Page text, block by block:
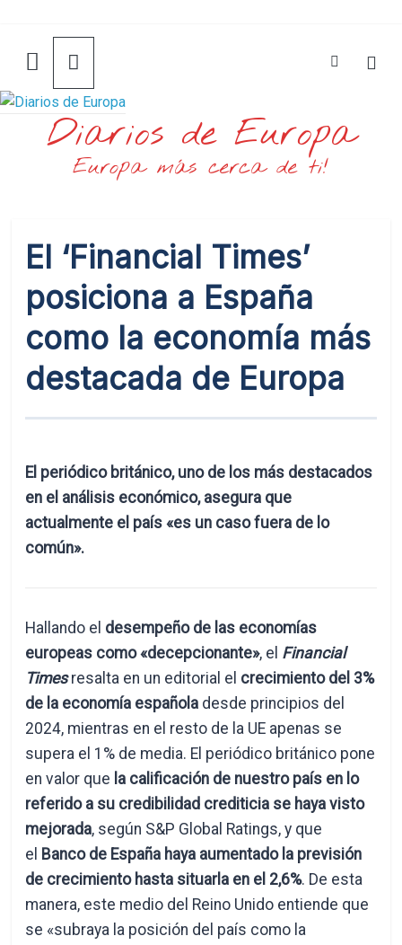
contenido
Diarios de Europa
Europa más cerca de ti!
El ‘Financial Times’
posiciona a España
como la economía más
destacada de Europa
El periódico británico, uno de los más destacados
en el análisis económico, asegura que
actualmente el país «es un caso fuera de lo
común».
Hallando el desempeño de las economías
europeas como «decepcionante», el Financial
Timesresalta en un editorial el crecimiento del 3%
de la economía española desde principios del
2024, mientras en el resto de la UE apenas se
supera el 1% de media. El periódico británico pone
en valor que la calificación de nuestro país en lo
referido a su credibilidad crediticia se haya visto
mejorada, según S&P Global Ratings, y que
el Banco de España haya aumentado la previsión
de crecimiento hasta situarla en el 2,6%. De esta
manera, este medio del Reino Unido entiende que
se «subraya la posición del país como la